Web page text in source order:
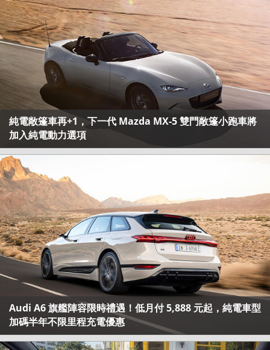
純電敞篷車再+1，下一代 Mazda MX-5 雙門敞篷小跑車將
加入純電動力選項
Audi A6 旗艦陣容限時禮遇！低月付 5,888 元起，純電車型
加碼半年不限里程充電優惠